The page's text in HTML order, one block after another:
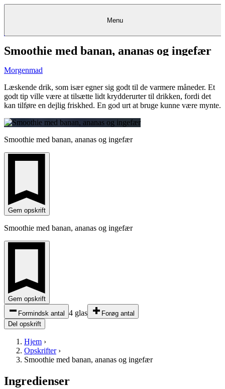
KantineKantineKantine
FrokostordningFrokostordningFrokostordning
Catering
Madkurser
& Teambuilding
OpskrifterOpskrifterOpskrifter
RestauranterRestauranter&& BagerierBagerier Restauranter &
Bagerier
Foodservice
Detail
Projekter Projekter&&rådgivningrådgivningProjekter &
rådgivning
EventkalenderEventkalenderEventkalender
KøbKøb gavekort gavekortKøb gavekort
KundeserviceKundeserviceKundeservice
Menu
Smoothie med banan, ananas og ingefær
Morgenmad
Læskende drik, som især egner sig godt til de varmere måneder. Et
godt tip ville være at tilsætte lidt krydderurter til drikken, fordi det
kan tilføre en dejlig friskhed. En god urt at bruge kunne være mynte.
Smoothie med banan, ananas og ingefær
Gem opskrift
Smoothie med banan, ananas og ingefær
Gem opskrift
Formindsk antal
4 glas
Forøg antal
Del opskrift
Hjem ›
Opskrifter›
Smoothie med banan, ananas og ingefær
Ingredienser